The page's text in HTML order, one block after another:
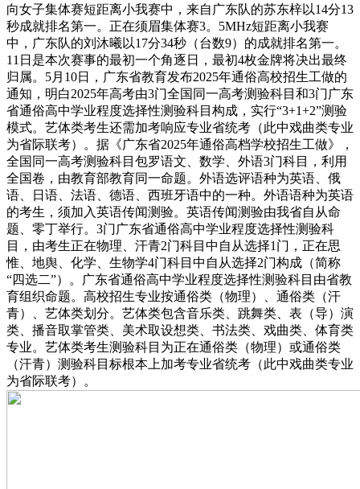
向女子集体赛短距离小我赛中，来自广东队的苏东梓以14分13
秒成就排名第一。正在须眉集体赛3。5MHz短距离小我赛
中，广东队的刘沐曦以17分34秒（台数9）的成就排名第一。
11日是本次赛事的最初一个角逐日，最初4枚金牌将决出最终
归属。5月10日，广东省教育发布2025年通俗高校招生工做的
通知，明白2025年高考由3门全国同一高考测验科目和3门广东
省通俗高中学业程度选择性测验科目构成，实行“3+1+2”测验
模式。艺体类考生还需加考响应专业省统考（此中戏曲类专业
为省际联考）。据《广东省2025年通俗高档学校招生工做》，
全国同一高考测验科目包罗语文、数学、外语3门科目，利用
全国卷，由教育部教育同一命题。外语选评语种为英语、俄
语、日语、法语、德语、西班牙语中的一种。外语语种为英语
的考生，须加入英语传闻测验。英语传闻测验由我省自从命
题、零丁举行。3门广东省通俗高中学业程度选择性测验科
目，由考生正在物理、汗青2门科目中自从选择1门，正在思
惟、地舆、化学、生物学4门科目中自从选择2门构成（简称
“四选二”）。广东省通俗高中学业程度选择性测验科目由省教
育组织命题。高校招生专业按通俗类（物理）、通俗类（汗
青）、艺体类划分。艺体类包含音乐类、跳舞类、表（导）演
类、播音取掌管类、美术取设想类、书法类、戏曲类、体育类
专业。艺体类考生测验科目为正在通俗类（物理）或通俗类
（汗青）测验科目标根本上加考专业省统考（此中戏曲类专业
为省际联考）。